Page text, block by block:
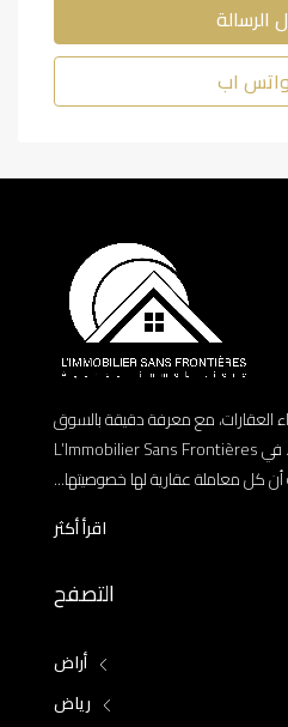
الرسالة
واتس اب
العقارات، مع معرفة دقيقة بالسوق
المحلي وخدمة عملاء استثنائية. في L’Immobilier Sans Frontières
أن كل معاملة عقارية لها خصوصيتها...
اقرأ أكثر
التصفح
أراض
رياض